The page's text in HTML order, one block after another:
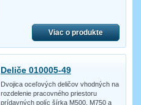
Viac o produkte
Deliče 010005-49
Dvojica oceľových deličov vhodných na
rozdelenie pracovného priestoru
prídavných políc šírka M500, M750 a